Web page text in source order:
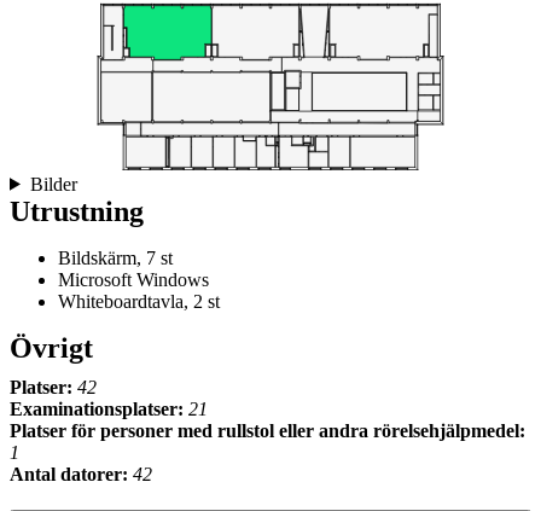
Bilder
Utrustning
Bildskärm, 7 st
Microsoft Windows
Whiteboardtavla, 2 st
Övrigt
Platser: 42
Examinationsplatser: 21
Platser för personer med rullstol eller andra rörelsehjälpmedel:
1
Antal datorer: 42